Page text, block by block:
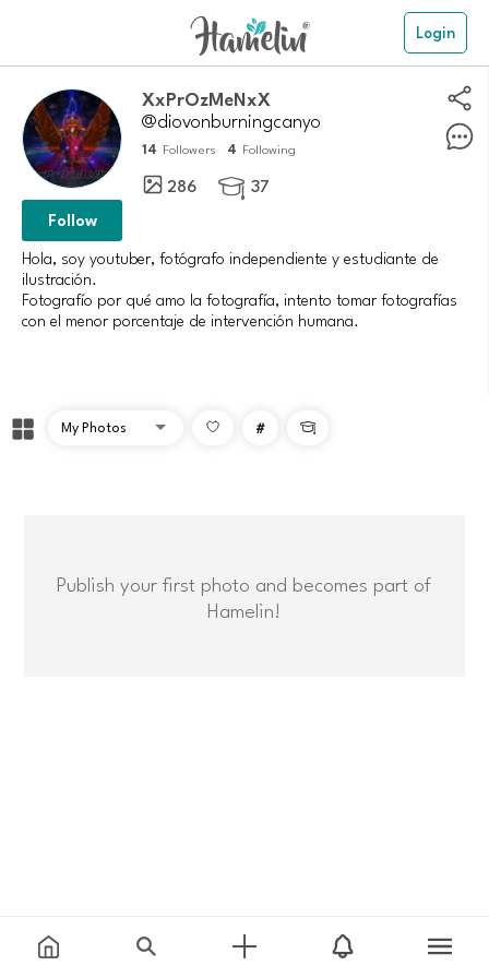
Login
XxPrOzMeNxX
@diovonburningcanyo
14 Followers 4 Following
286  37
Follow
Hola, soy youtuber, fotógrafo independiente y estudiante de
ilustración.
Fotografío por qué amo la fotografía, intento tomar fotografías
con el menor porcentaje de intervención humana.
# 
Publish your first photo and becomes part of
Hamelin!